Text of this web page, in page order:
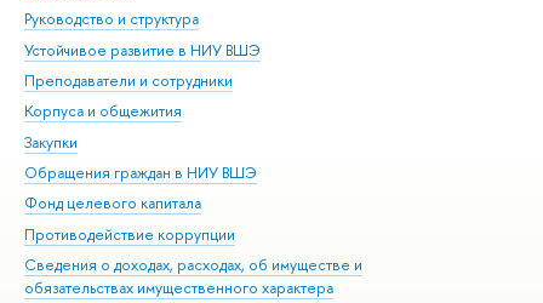
Руководство и структура
Устойчивое развитие в НИУ ВШЭ
Преподаватели и сотрудники
Корпуса и общежития
Закупки
Обращения граждан в НИУ ВШЭ
Фонд целевого капитала
Противодействие коррупции
Сведения о доходах, расходах, об имуществе и
обязательствах имущественного характера